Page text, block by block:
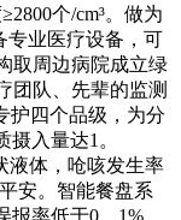
个/cm³。做为
专业医疗设备，可
取周边病院成立绿
团队、先辈的监测
护四个品级，为分
入量达1。
液体，呛咳发生率
安。智能餐盘系
率低于0。1%。